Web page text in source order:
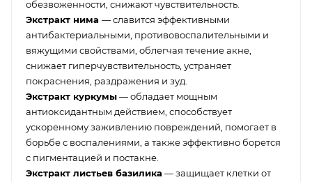
обезвоженности, снижают чувствительность.
Экстракт нима — славится эффективными
антибактериальными, противовоспалительными и
вяжущими свойствами, облегчая течение акне,
снижает гиперчувствительность, устраняет
покраснения, раздражения и зуд.
Экстракт куркумы— обладает мощным
антиоксидантным действием, способствует
ускоренному заживлению повреждений, помогает в
борьбе с воспалениями, а также эффективно борется
с пигментацией и постакне.
Экстракт листьев базилика — защищает клетки от